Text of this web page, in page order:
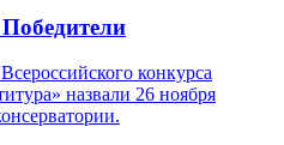
конкурса
назвали 26 ноября